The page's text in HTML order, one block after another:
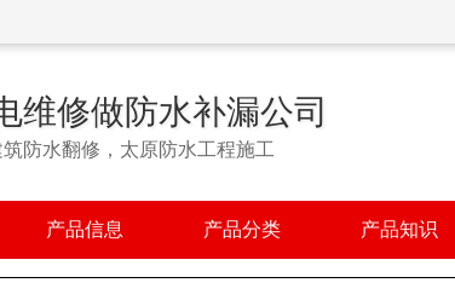
维修做防水补漏公司
防水翻修，太原防水工程施工
产品信息 产品分类 产品知识